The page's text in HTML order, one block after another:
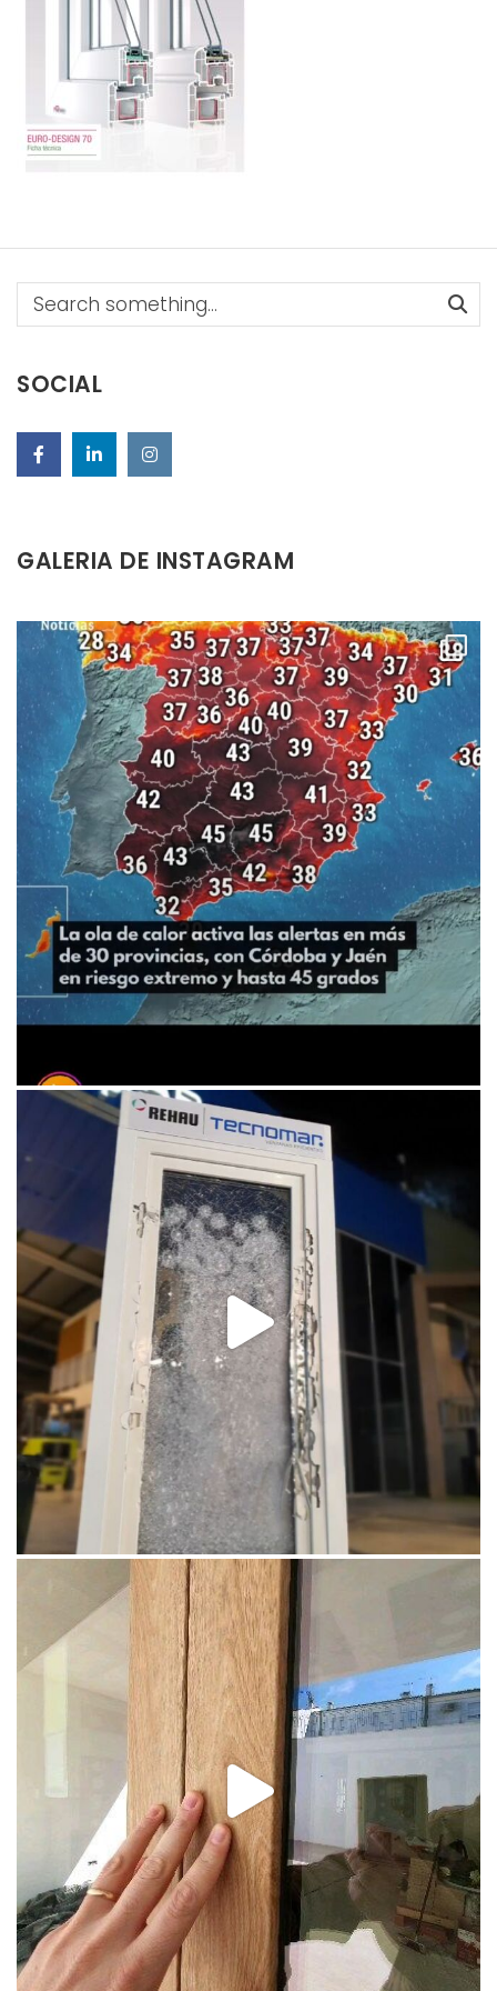
Search
SOCIAL
GALERIA DE INSTAGRAM